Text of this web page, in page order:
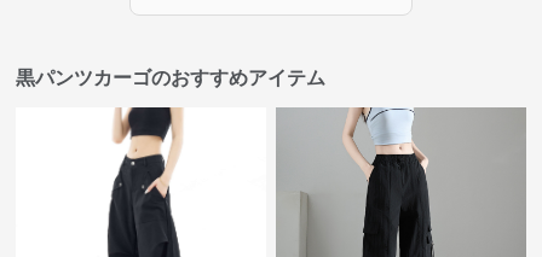
黒パンツカーゴのおすすめアイテム